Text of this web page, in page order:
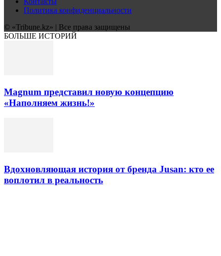
Политика конфиденциальности
© «Tribune.kz» | Все права защищены
БОЛЬШЕ ИСТОРИЙ
Magnum представил новую концепцию
«Наполняем жизнь!»
Вдохновляющая история от бренда Jusan: кто ее
воплотил в реальность